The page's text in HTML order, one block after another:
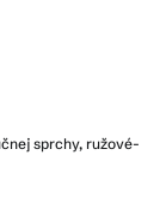
sprchy, ružové-